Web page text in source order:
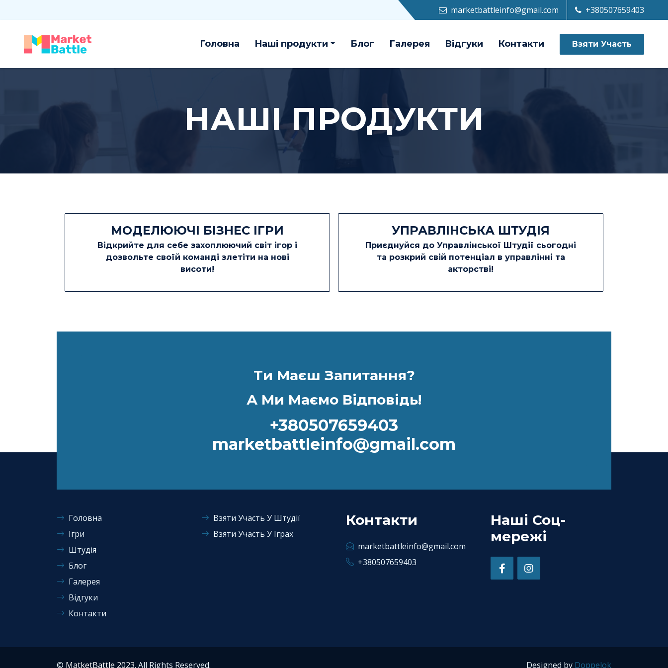
marketbattleinfo@gmail.com +380507659403
Головна Наші продукти Блог Галерея Відгуки Контакти Взяти Участь
НАШІ ПРОДУКТИ
МОДЕЛЮЮЧІ БІЗНЕС ІГРИ
Відкрийте для себе захоплюючий світ ігор і
дозвольте своїй команді злетіти на нові
висоти!
УПРАВЛІНСЬКА ШТУДІЯ
Приєднуйся до Управлінської Штудії сьогодні
та розкрий свій потенціал в управлінні та
акторстві!
Ти Маєш Запитання?
А Ми Маємо Відповідь!
+380507659403
marketbattleinfo@gmail.com
Головна
Ігри
Штудія
Блог
Галерея
Відгуки
Контакти
Взяти Участь У Штудії
Взяти Участь У Іграх
Контакти
marketbattleinfo@gmail.com
+380507659403
Наші Соц-
мережі
© MatketBattle 2023. All Rights Reserved. Designed by Doppelok